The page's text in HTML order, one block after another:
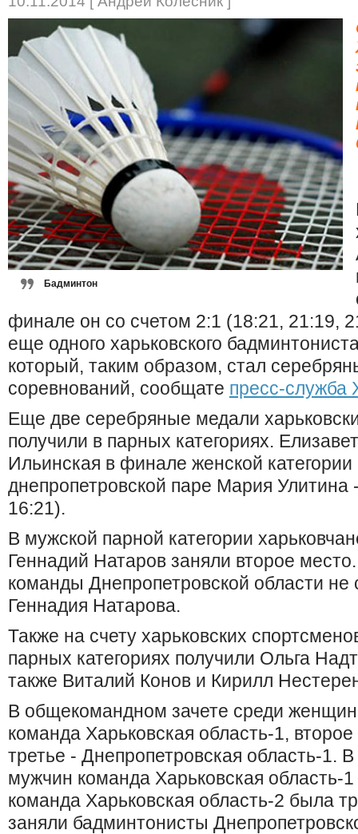
Бадминтон
финале он со счетом 2:1 (18:21, 21:19,
еще одного харьковского
который, таким образом, стал
соревнований, сообщате пресс-служба
Еще две серебряные медали
получили в парных категориях.
Ильинская в финале женской категории
днепропетровской паре Мария
16:21).
В мужской парной категории
Геннадий Натаров заняли второе
команды Днепропетровской области не
Геннадия Натарова.
Также на счету харьковских
парных категориях получили Ольга
также Виталий Конов и Кирилл
В общекомандном зачете среди
команда Харьковская область-1,
третье - Днепропетровская область-1.
мужчин команда Харьковская область-
команда Харьковская область-2 была
заняли бадминтонисты